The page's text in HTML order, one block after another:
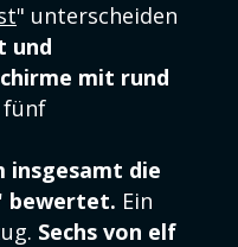
" unterscheiden
und
mit rund
fünf
insgesamt die
bewertet. Ein
Sechs von elf